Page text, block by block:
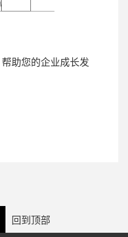
助您的企业成长发
回到顶部